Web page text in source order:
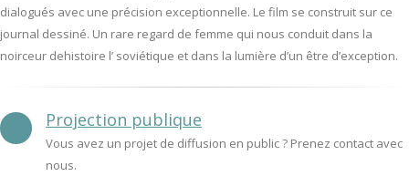
dialogués avec une précision exceptionnelle. Le film se construit sur ce
journal dessiné. Un rare regard de femme qui nous conduit dans la
noirceur dehistoire l’ soviétique et dans la lumière d’un être d’exception.
Projection publique
Vous avez un projet de diffusion en public ? Prenez contact avec
nous.